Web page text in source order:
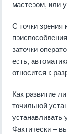
мастером, или
С точки зрения
заточки
есть,
относится к
Как развитие
точильной
устанавливать
Фактически –